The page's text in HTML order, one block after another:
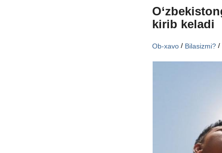
kirib keladi
Ob-xavo / Bilasizmi? /